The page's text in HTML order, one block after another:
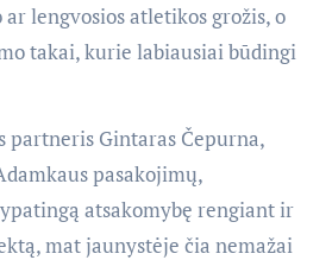
lengvosios atletikos grožis, o
takai, kurie labiausiai būdingi
partneris Gintaras Čepurna,
pasakojimų,
atsakomybę rengiant ir
mat jaunystėje čia nemažai